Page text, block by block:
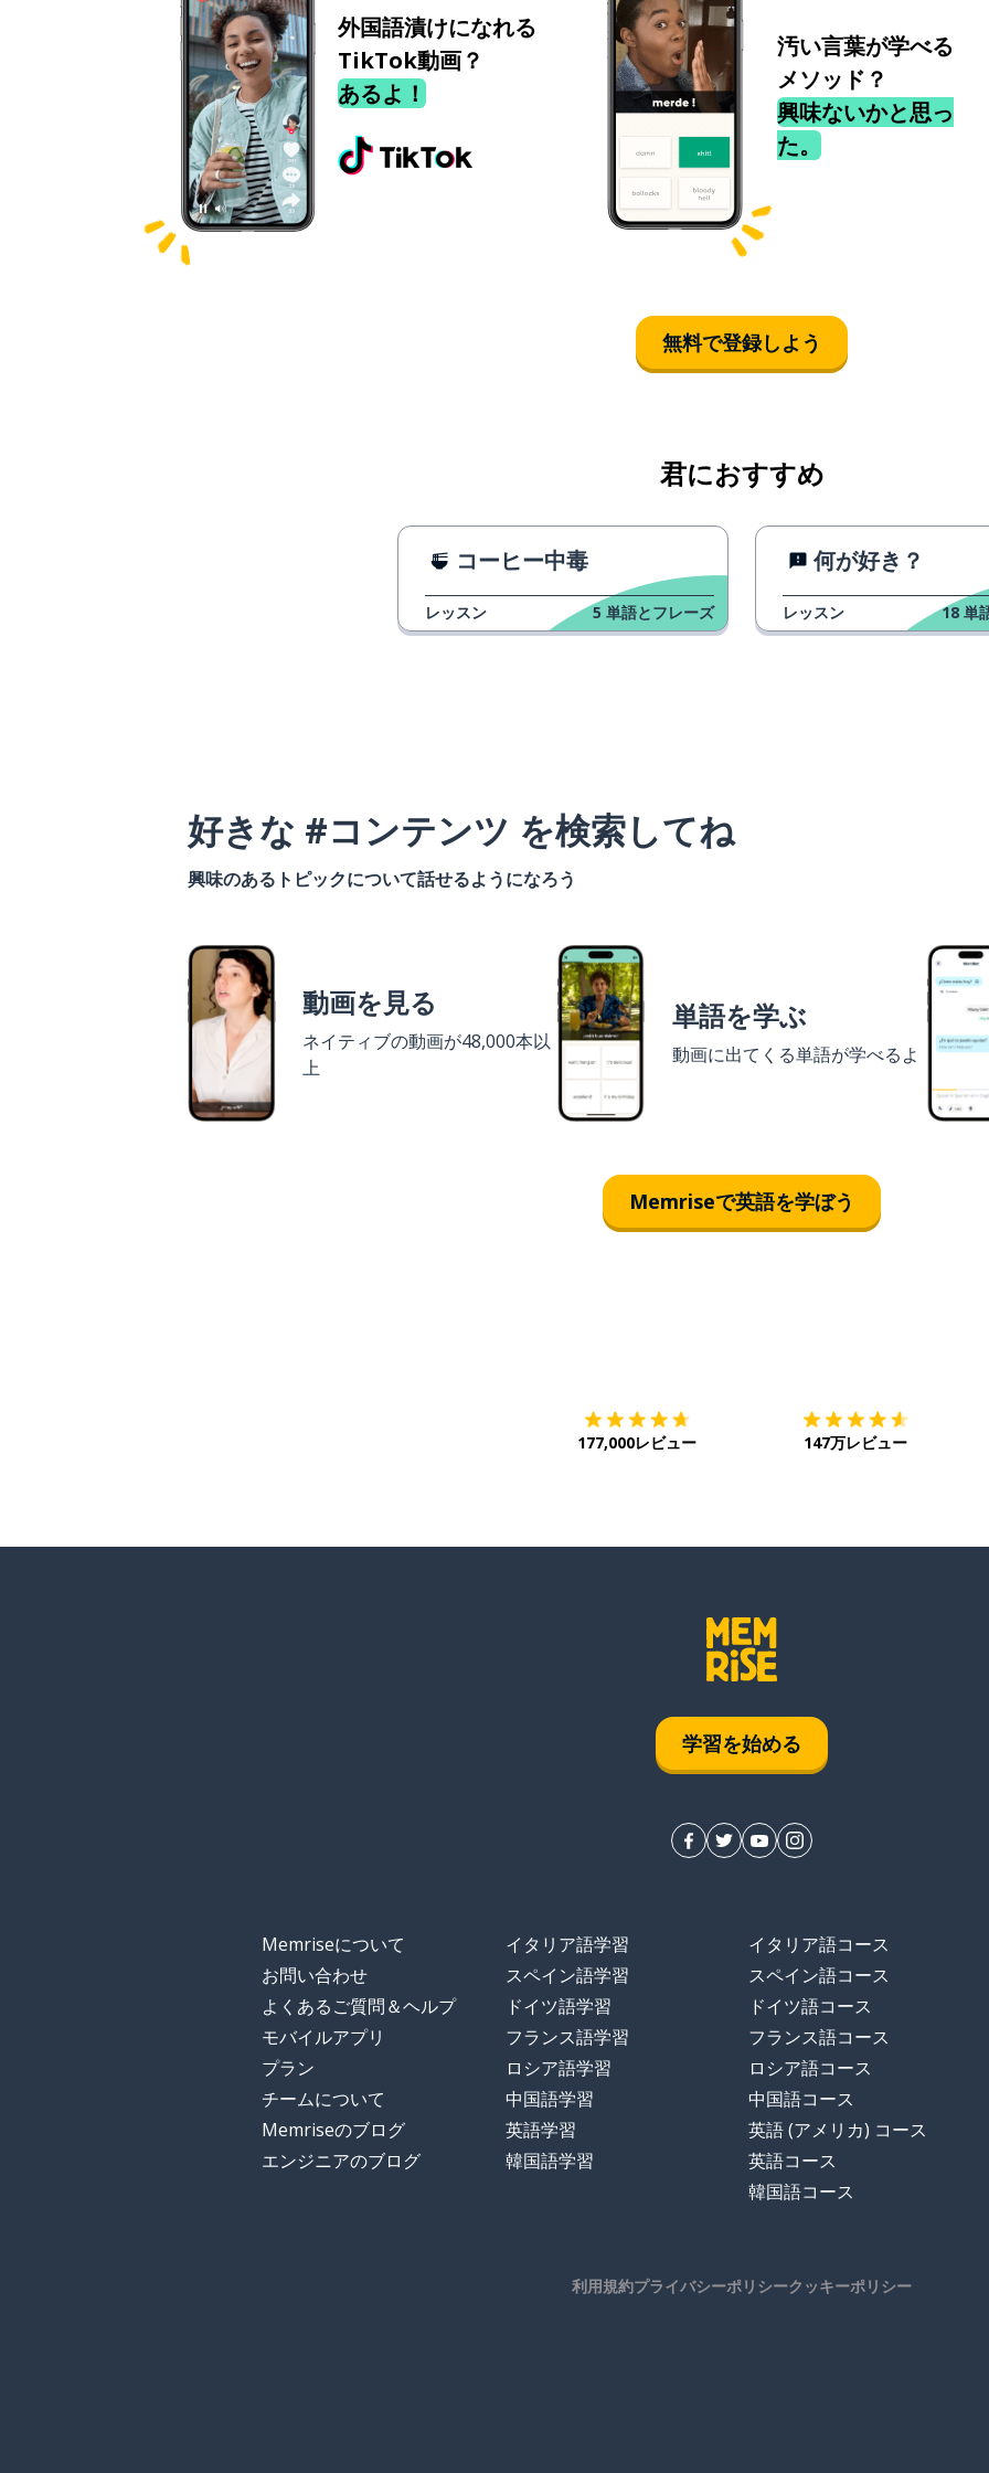
外国語漬けになれる
TikTok動画？
あるよ！
汚い言葉が学べる
メソッド？
興味ないかと思っ
た。
無料で登録しよう
君におすすめ
コーヒー中毒
レッスン 5 単語とフレーズ
何が好き？
レッスン 18 単
好きな #コンテンツ を検索してね
興味のあるトピックについて話せるようになろう
動画を見る
ネイティブの動画が48,000本以
上
単語を学ぶ
動画に出てくる単語が学べるよ
Memriseで英語を学ぼう
177,000レビュー 147万レビュー
学習を始める
Memriseについて
お問い合わせ
よくあるご質問＆ヘルプ
モバイルアプリ
プラン
チームについて
Memriseのブログ
エンジニアのブログ
イタリア語学習
スペイン語学習
ドイツ語学習
フランス語学習
ロシア語学習
中国語学習
英語学習
韓国語学習
イタリア語コース
スペイン語コース
ドイツ語コース
フランス語コース
ロシア語コース
中国語コース
英語 (アメリカ) コース
英語コース
韓国語コース
利用規約プライバシーポリシークッキーポリシー